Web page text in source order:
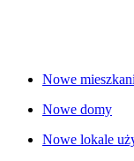
Nowe
Nowe domy
Nowe lokale